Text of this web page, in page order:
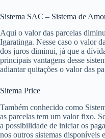
Sistema SAC – Sistema de
Aqui o valor das parcelas
Igaratinga. Nesse caso o valor
dos juros diminui, já que a
principais vantagens desse
adiantar quitações o valor das
Sitema Price
Também conhecido como
as parcelas tem um valor fixo.
a possibilidade de iniciar os
nos outros sistemas disponíveis